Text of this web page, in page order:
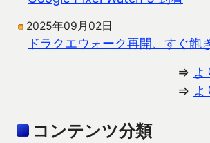
2025年09月02日
ドラクエウォーク再開、すぐ飽
⇒ よ
⇒ よ
コンテンツ分類